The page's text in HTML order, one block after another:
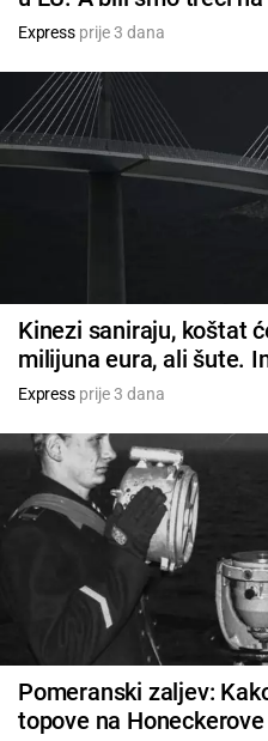
Expressprije 3 dana
Kinezi saniraju, koštat
milijuna eura, ali šute.
Expressprije 3 dana
Pomeranski zaljev:
topove na